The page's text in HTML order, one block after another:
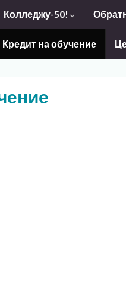
Колледжу-50!
Кредит на обучение